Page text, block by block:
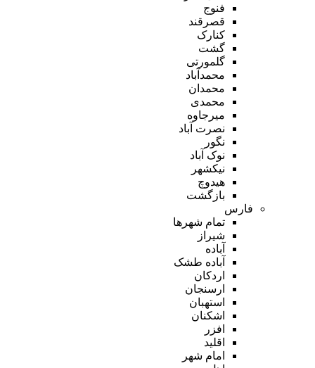
فنوج
قصرقند
کنارک
گشت
گلمورتی
محمدآباد
محمدان
محمدی
میرجاوه
نصرت آباد
نگور
نوک آباد
نیکشهر
هیدوچ
بازگشت
فارس
تمام شهر‌ها
شیراز
آباده
آباده طشک
اردکان
ارسنجان
استهبان
اشکنان
افزر
اقلید
امام شهر